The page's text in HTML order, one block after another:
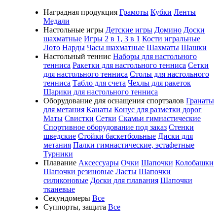
Наградная продукция Грамоты Кубки Ленты
Медали
Настольные игры Детские игры Домино Доски
шахматные Игры 2 в 1, 3 в 1 Кости игральные
Лото Нарды Часы шахматные Шахматы Шашки
Настольный теннис Наборы для настольного
тенниса Ракетки для настольного тенниса Сетки
для настольного тенниса Столы для настольного
тенниса Табло для счета Чехлы для ракеток
Шарики для настольного тенниса
Оборудование для оснащения спортзалов Гранаты
для метания Канаты Конус для разметки дорог
Маты Свистки Сетки Скамьи гимнастические
Спортивное оборудование под заказ Стенки
шведские Стойки баскетбольные Диски для
метания Палки гимнастические, эстафетные
Турники
Плавание Аксессуары Очки Шапочки Колобашки
Шапочки резиновые Ласты Шапочки
силиконовые Доски для плавания Шапочки
тканевые
Секундомеры Все
Суппорты, защита Все